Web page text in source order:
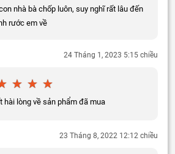
nhà bà chốp luôn, suy nghĩ rất lâu đến
rước em về
24 Tháng 1, 2023 5:15 chiều
hài lòng về sản phẩm đã mua
23 Tháng 8, 2022 12:12 chiều